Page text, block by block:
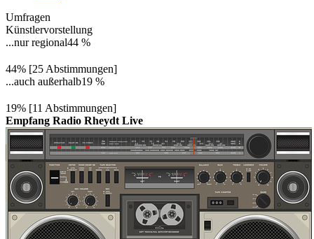
Umfragen
Künstlervorstellung
...nur regional44 %
44% [25 Abstimmungen]
...auch außerhalb19 %
19% [11 Abstimmungen]
Empfang Radio Rheydt Live